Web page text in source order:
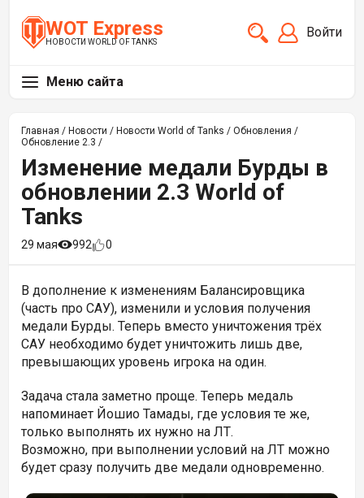
WOT Express
НОВОСТИ WORLD OF TANKS
Войти
Меню сайта
Главная / Новости / Новости World of Tanks / Обновления /
Обновление 2.3 /
Изменение медали Бурды в
обновлении 2.3 World of
Tanks
29 мая 992 0
В дополнение к изменениям Балансировщика
(часть про САУ), изменили и условия получения
медали Бурды. Теперь вместо уничтожения трёх
САУ необходимо будет уничтожить лишь две,
превышающих уровень игрока на один.
Задача стала заметно проще. Теперь медаль
напоминает Йошио Тамады, где условия те же,
только выполнять их нужно на ЛТ.
Возможно, при выполнении условий на ЛТ можно
будет сразу получить две медали одновременно.